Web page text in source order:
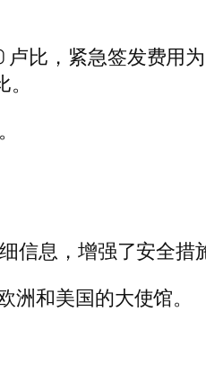
比，紧急签发费用为
息，增强了安全措
和美国的大使馆。